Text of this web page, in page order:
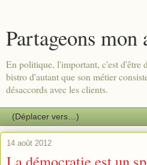
Partageons mon
En politique, l'important, c'est d'être
bistro d'autant que son métier
désaccords avec les clients.
14 août 2012